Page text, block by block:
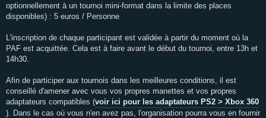
optionnellement à un tournoi mini-format dans la limite des places
disponibles) : 5 euros / Personne
L'inscription de chaque participant est validée à partir du moment où la
PAF est acquittée. Cela est à faire avant le début du tournoi, entre 13h et
14h30.
Afin de participer aux tournois dans les meilleures conditions, il est
conseillé d'amener avec vous vos propres manettes et vos propres
adaptateurs compatibles (voir ici pour les adaptateurs PS2 > Xbox 360
). Dans le cas où vous n'en avez pas, l'organisation pourra vous en fournir